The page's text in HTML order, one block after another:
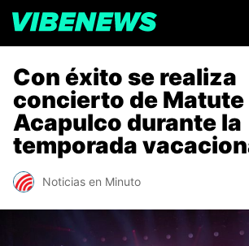
Con éxito se realiza
concierto de Matute
Acapulco durante la
temporada
Noticias en Minuto